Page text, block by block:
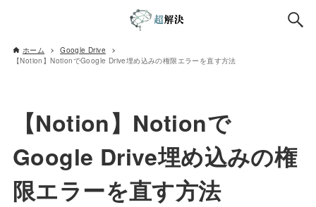
ホーム
Google Drive
【Notion】NotionでGoogle Drive埋め込みの権限エラーを直す方法
【Notion】Notionで
Google Drive埋め込みの権
限エラーを直す方法